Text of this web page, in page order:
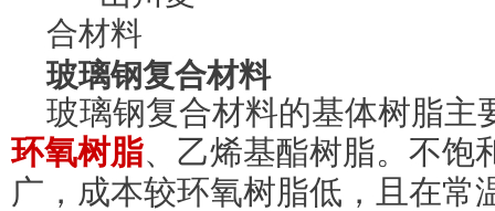
玻璃钢复合材料
玻璃钢复合材料的基体树脂主
环氧树脂、乙烯基酯树脂。不饱
广，成本较环氧树脂低，且在常